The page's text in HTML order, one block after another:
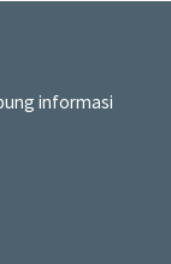
informasi